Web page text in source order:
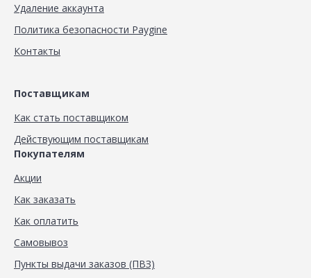
Удаление аккаунта
Политика безопасности Paygine
Контакты
Поставщикам
Как стать поставщиком
Действующим поставщикам
Покупателям
Акции
Как заказать
Как оплатить
Самовывоз
Пункты выдачи заказов (ПВЗ)